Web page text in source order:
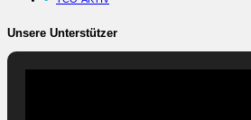
Unsere Unterstützer